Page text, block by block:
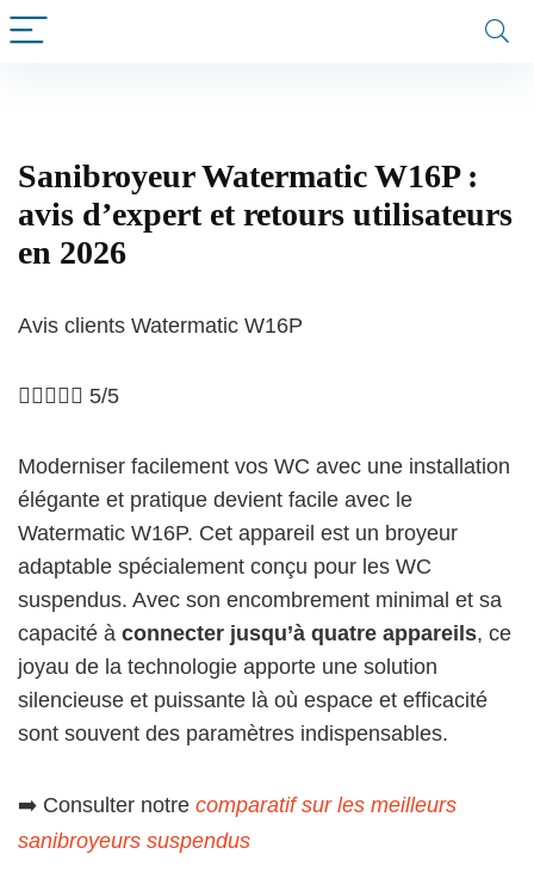
Sanibroyeur Watermatic W16P :
avis d’expert et retours utilisateurs
en 2026
Avis clients Watermatic W16P
     5/5
Moderniser facilement vos WC avec une installation
élégante et pratique devient facile avec le
Watermatic W16P. Cet appareil est un broyeur
adaptable spécialement conçu pour les WC
suspendus. Avec son encombrement minimal et sa
capacité à connecter jusqu’à quatre appareils, ce
joyau de la technologie apporte une solution
silencieuse et puissante là où espace et efficacité
sont souvent des paramètres indispensables.
➡️ Consulter notre comparatif sur les meilleurs
sanibroyeurs suspendus